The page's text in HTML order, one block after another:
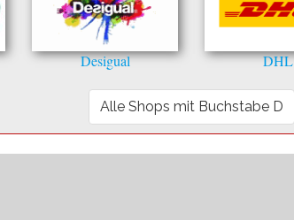
Desigual DHL
Alle Shops mit Buchstabe D